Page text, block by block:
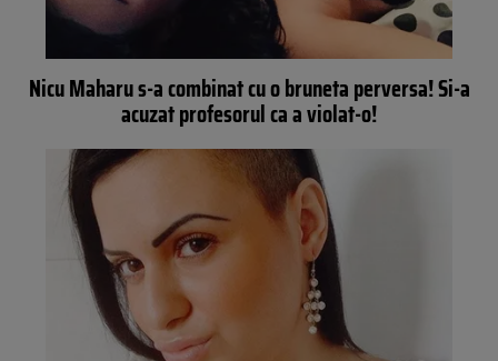
Nicu Maharu s-a combinat cu o bruneta perversa! Si-a
acuzat profesorul ca a violat-o!